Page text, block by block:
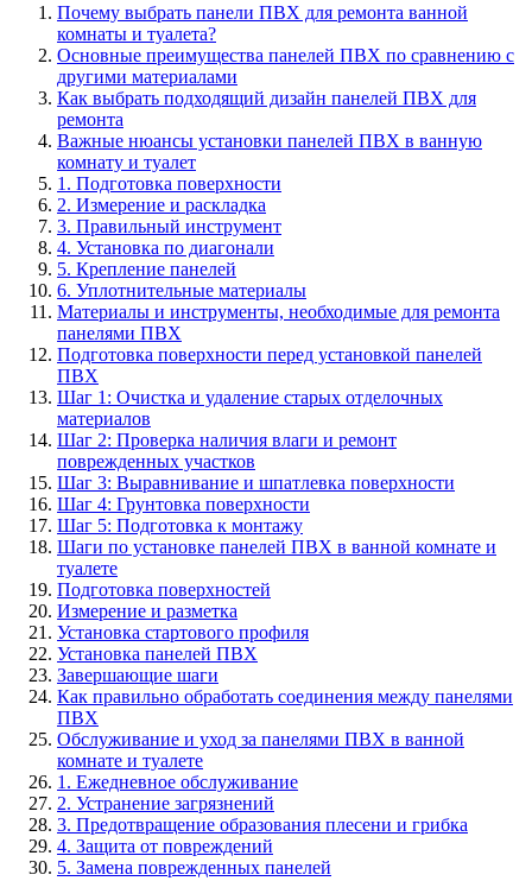
Почему выбрать панели ПВХ для ремонта ванной
комнаты и туалета?
Основные преимущества панелей ПВХ по сравнению с
другими материалами
Как выбрать подходящий дизайн панелей ПВХ для
ремонта
Важные нюансы установки панелей ПВХ в ванную
комнату и туалет
1. Подготовка поверхности
2. Измерение и раскладка
3. Правильный инструмент
4. Установка по диагонали
5. Крепление панелей
6. Уплотнительные материалы
Материалы и инструменты, необходимые для ремонта
панелями ПВХ
Подготовка поверхности перед установкой панелей
ПВХ
Шаг 1: Очистка и удаление старых отделочных
материалов
Шаг 2: Проверка наличия влаги и ремонт
поврежденных участков
Шаг 3: Выравнивание и шпатлевка поверхности
Шаг 4: Грунтовка поверхности
Шаг 5: Подготовка к монтажу
Шаги по установке панелей ПВХ в ванной комнате и
туалете
Подготовка поверхностей
Измерение и разметка
Установка стартового профиля
Установка панелей ПВХ
Завершающие шаги
Как правильно обработать соединения между панелями
ПВХ
Обслуживание и уход за панелями ПВХ в ванной
комнате и туалете
1. Ежедневное обслуживание
2. Устранение загрязнений
3. Предотвращение образования плесени и грибка
4. Защита от повреждений
5. Замена поврежденных панелей